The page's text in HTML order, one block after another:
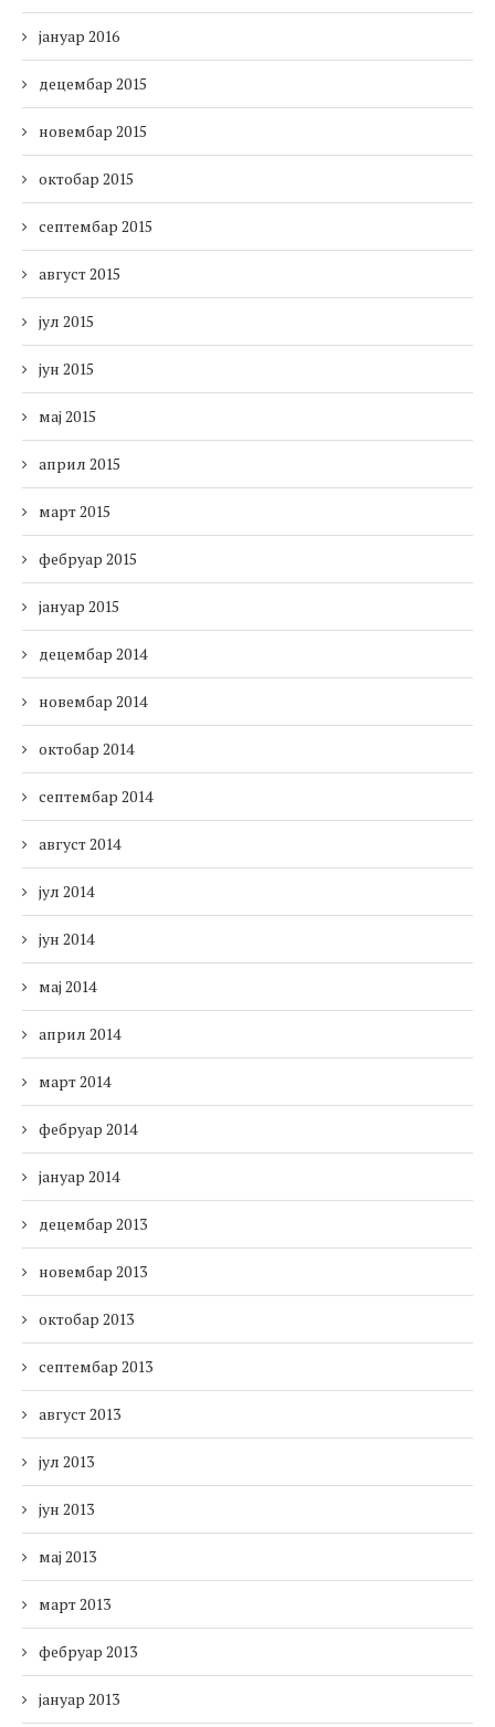
јануар 2016
децембар 2015
новембар 2015
октобар 2015
септембар 2015
август 2015
јул 2015
јун 2015
мај 2015
април 2015
март 2015
фебруар 2015
јануар 2015
децембар 2014
новембар 2014
октобар 2014
септембар 2014
август 2014
јул 2014
јун 2014
мај 2014
април 2014
март 2014
фебруар 2014
јануар 2014
децембар 2013
новембар 2013
октобар 2013
септембар 2013
август 2013
јул 2013
јун 2013
мај 2013
март 2013
фебруар 2013
јануар 2013